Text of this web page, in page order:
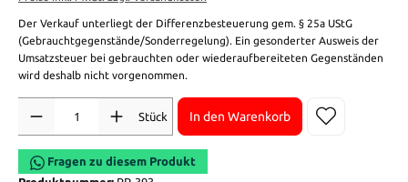
Der Verkauf unterliegt der Differenzbesteuerung gem. § 25a UStG
(Gebrauchtgegenstände/Sonderregelung). Ein gesonderter Ausweis der
Umsatzsteuer bei gebrauchten oder wiederaufbereiteten Gegenständen
wird deshalb nicht vorgenommen.
Stück
In den Warenkorb
Fragen zu diesem Produkt